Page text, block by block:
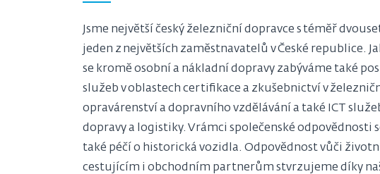
Jsme největší český železniční dopravce s téměř
jeden z největších zaměstnavatelů v České republice.
se kromě osobní a nákladní dopravy zabýváme také
služeb v oblastech certifikace a zkušebnictví v
opravárenství a dopravního vzdělávání a také ICT
dopravy a logistiky. V rámci společenské odpovědnosti
také péčí o historická vozidla. Odpovědnost vůči
cestujícím i obchodním partnerům stvrzujeme díky